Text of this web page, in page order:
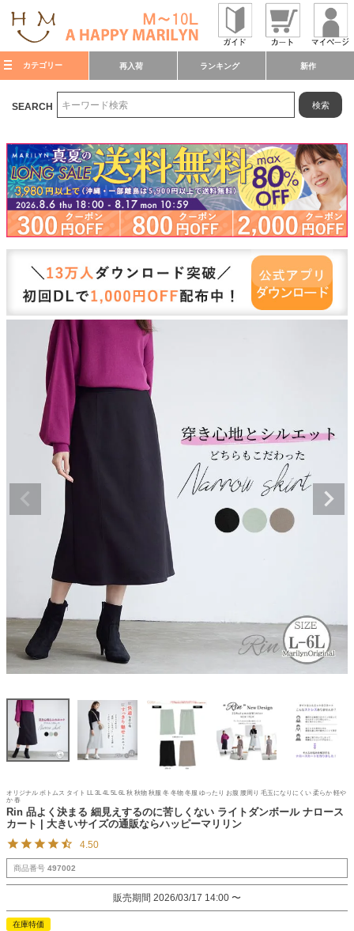
カテゴリー 再入荷 ランキング 新作
SEARCH 検索
オリジナル ボトムス タイト LL 3L 4L 5L 6L 秋 秋物 秋服 冬 冬物 冬服 ゆったり お腹 腰周り 毛玉になりにくい 柔らか 軽や
か 春
Rin 品よく決まる 細見えするのに苦しくない ライトダンボール ナロース
カート | 大きいサイズの通販ならハッピーマリリン
4.50
商品番号 497002
販売期間 2026/03/17 14:00 〜
在庫特価